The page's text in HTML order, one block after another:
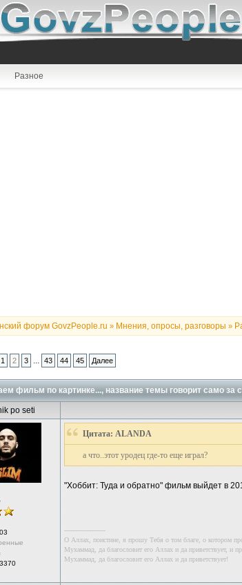
Разное
форум GovzPeople.ru » Мнения, опросы, разговоры »
1 2 3 ... 43 44 45 Далее
фильм по картинке..., название темы говорит само за
po seti
Цитата: ALANDA
а что..этот уродец где-то еще играл?
"Хоббит: Туда и обратно" фильм выйдет в
--------------------
О Аллах, поистине, я прошу Тебя о том благе, о котором
Мухаммад, да благословит его Аллах и да приветствует, и
Мухаммад, да благословит его Аллах и да приветствует!